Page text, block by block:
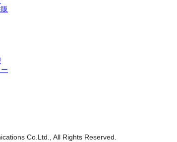
Co.Ltd., All Rights Reserved.